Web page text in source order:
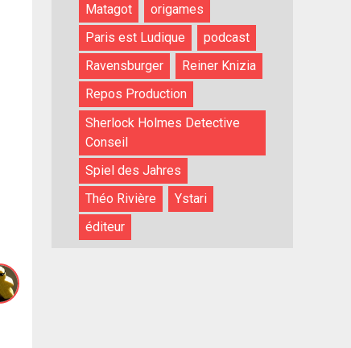
Matagot
origames
Paris est Ludique
podcast
Ravensburger
Reiner Knizia
Repos Production
Sherlock Holmes Detective
Conseil
Spiel des Jahres
Théo Rivière
Ystari
éditeur